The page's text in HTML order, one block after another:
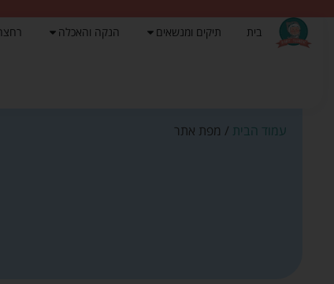
בית תיקים ומנשאים הנקה והאכלה
עמוד הבית / מפת אתר